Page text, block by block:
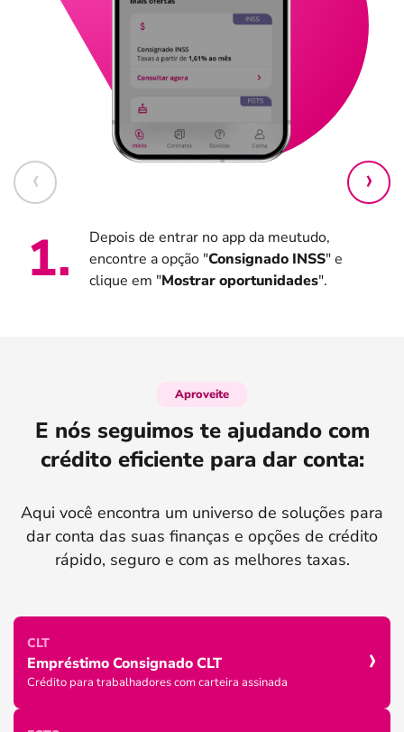
1.
Depois de entrar no app da meutudo,
encontre a opção "Consignado INSS" e
clique em "Mostrar oportunidades".
Aproveite
E nós seguimos te ajudando com
crédito eficiente para dar conta:
Aqui você encontra um universo de soluções para
dar conta das suas finanças e opções de crédito
rápido, seguro e com as melhores taxas.
CLT
Empréstimo Consignado CLT
Crédito para trabalhadores com carteira assinada ›